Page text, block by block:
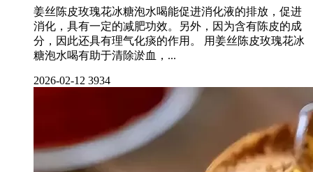
姜丝陈皮玫瑰花冰糖泡水喝能促进消化液的排放，促进
消化，具有一定的减肥功效。另外，因为含有陈皮的成
分，因此还具有理气化痰的作用。 用姜丝陈皮玫瑰花冰
糖泡水喝有助于清除淤血，...
2026-02-12 3934